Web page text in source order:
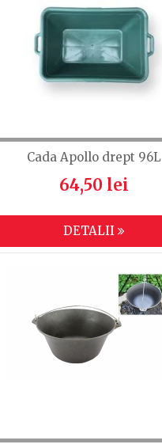
Cada Apollo drept 96L
64,50 lei
DETALII